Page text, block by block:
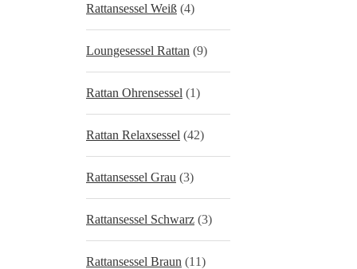
Rattansessel Weiß (4)
Loungesessel Rattan (9)
Rattan Ohrensessel (1)
Rattan Relaxsessel (42)
Rattansessel Grau (3)
Rattansessel Schwarz (3)
Rattansessel Braun (11)